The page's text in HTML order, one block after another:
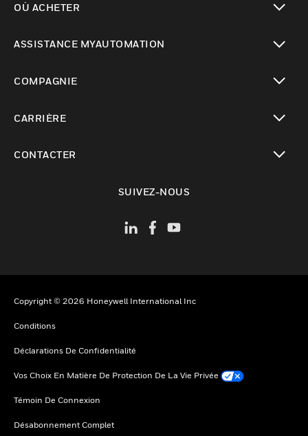
OÙ ACHETER
ASSISTANCE MYAUTOMATION
COMPAGNIE
CARRIÈRE
CONTACTER
SUIVEZ-NOUS
Copyright © 2026 Honeywell International Inc
Conditions
Déclarations De Confidentialité
Vos Choix En Matière De Protection De La Vie Privée
Témoin De Connexion
Désabonnement Complet